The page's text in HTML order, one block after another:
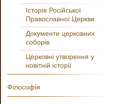
Історія Російської
Православної Церкви
Документи церковних
соборів
Церковні утворення у
новітній історії
Філософія